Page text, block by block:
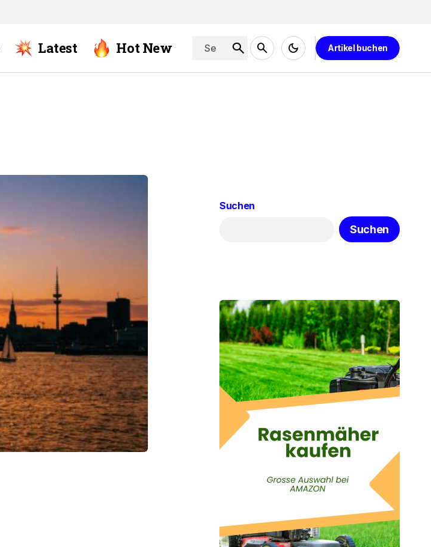
Latest Hot New Artikel buchen
Suchen
Suchen